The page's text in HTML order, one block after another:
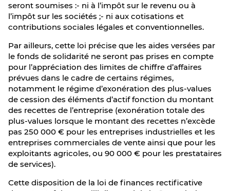
seront soumises :- ni à l’impôt sur le revenu ou à
l’impôt sur les sociétés ;- ni aux cotisations et
contributions sociales légales et conventionnelles.
Par ailleurs, cette loi précise que les aides versées par
le fonds de solidarité ne seront pas prises en compte
pour l’appréciation des limites de chiffre d’affaires
prévues dans le cadre de certains régimes,
notamment le régime d’exonération des plus-values
de cession des éléments d’actif fonction du montant
des recettes de l’entreprise (exonération totale des
plus-values lorsque le montant des recettes n’excède
pas 250 000 € pour les entreprises industrielles et les
entreprises commerciales de vente ainsi que pour les
exploitants agricoles, ou 90 000 € pour les prestataires
de services).
Cette disposition de la loi de finances rectificative